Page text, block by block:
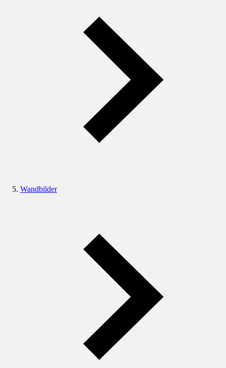
Wandbilder